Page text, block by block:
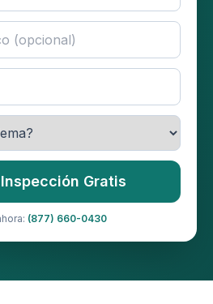
Gratis
(877) 660-0430